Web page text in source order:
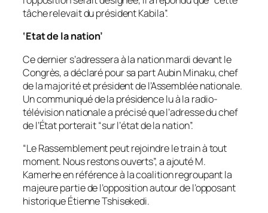
tâche relevait du président Kabila”.
‘Etat de la nation’
Ce dernier s’adressera à la nation mardi devant le
Congrès, a déclaré pour sa part Aubin Minaku, chef
de la majorité et président de l’Assemblée nationale.
Un communiqué de la présidence lu à la radio-
télévision nationale a précisé que l’adresse du chef
de l’État porterait “sur l’état de la nation”.
“Le Rassemblement peut rejoindre le train à tout
moment. Nous restons ouverts”, a ajouté M.
Kamerhe en référence à la coalition regroupant la
majeure partie de l’opposition autour de l’opposant
historique Étienne Tshisekedi.